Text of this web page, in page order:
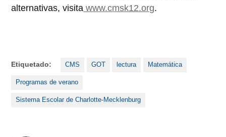
alternativas, visita www.cmsk12.org.
Etiquetado: CMS GOT lectura Matemática
Programas de verano
Sistema Escolar de Charlotte-Mecklenburg